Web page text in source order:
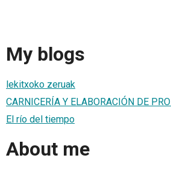
My blogs
lekitxoko zeruak
CARNICERÍA Y ELABORACIÓN DE
El río del tiempo
About me